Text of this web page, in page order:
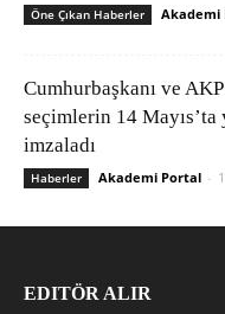
Öne Çıkan Haberler Akademi
Cumhurbaşkanı ve
seçimlerin 14 Mayıs’ta
imzaladı
Haberler Akademi Portal -
EDITÖR ALIR